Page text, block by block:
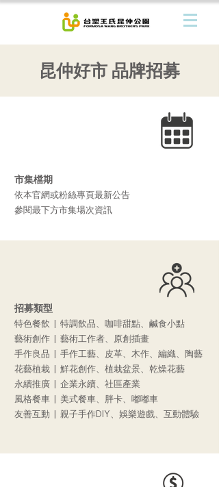
​昆仲好市 品牌招募
市集檔期
依本官網或粉絲專頁最新公告
​參閱最下方市集場次資訊
招募類型
特色餐飲 | 特調飲品、咖啡甜點、鹹食小點
藝術創作 | 藝術工作者、原創插畫
手作良品 | 手作工藝、皮革、木作、編織、陶藝
花藝植栽 | 鮮花創作、植栽盆景、乾燥花藝
永續推廣 | 企業永續、社區產業
風格餐車 | 美式餐車、胖卡、嘟嘟車
友善互動 | 親子手作DIY、娛樂遊戲、互動體驗